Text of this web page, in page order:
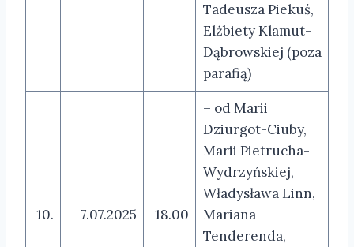
Tadeusza Piekuś,
Elżbiety Klamut-
Dąbrowskiej (poza
parafią)
10. 7.07.2025 18.00
– od Marii
Dziurgot-Ciuby,
Marii Pietrucha-
Wydrzyńskiej,
Władysława Linn,
Mariana
Tenderenda,